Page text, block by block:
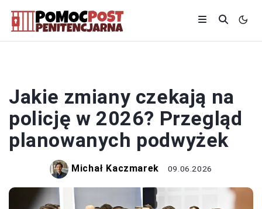
Jakie zmiany czekają na
policję w 2026? Przegląd
planowanych podwyżek
Michał Kaczmarek 09.06.2026